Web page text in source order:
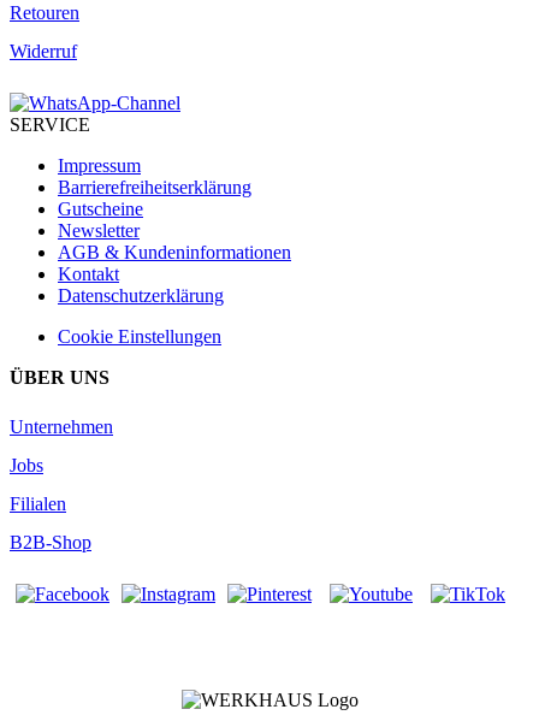
Retouren
Widerruf
SERVICE
Impressum
Barrierefreiheitserklärung
Gutscheine
Newsletter
AGB & Kundeninformationen
Kontakt
Datenschutzerklärung
Cookie Einstellungen
ÜBER UNS
Unternehmen
Jobs
Filialen
B2B-Shop